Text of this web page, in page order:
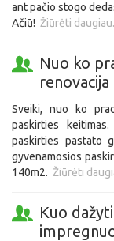
ant pačio stogo
Ačiū! Žiūrėti
Nuo ko
Sveiki, nuo ko
paskirties
paskirties pastato
gyvenamosios
140m2. Žiūrėti
Kuo